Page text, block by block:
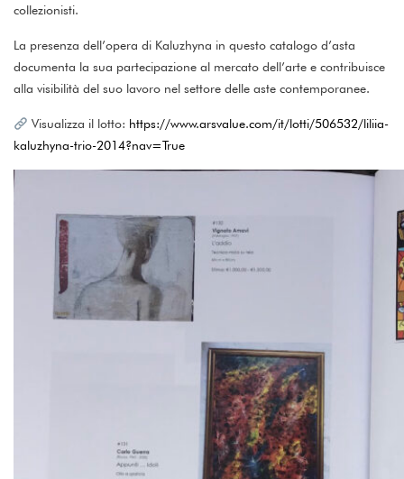
collezionisti.
La presenza dell’opera di Kaluzhyna in questo catalogo d’asta
documenta la sua partecipazione al mercato dell’arte e contribuisce
alla visibilità del suo lavoro nel settore delle aste contemporanee.
Visualizza il lotto: https://www.arsvalue.com/it/lotti/506532/liliia-
kaluzhyna-trio-2014?nav=True